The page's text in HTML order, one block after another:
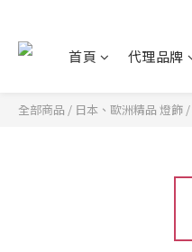
首頁 代理品牌
全部商品 / 日本、歐洲精品 燈飾 /